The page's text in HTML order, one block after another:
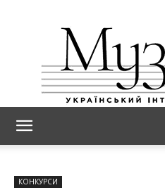
КОНКУРСИ